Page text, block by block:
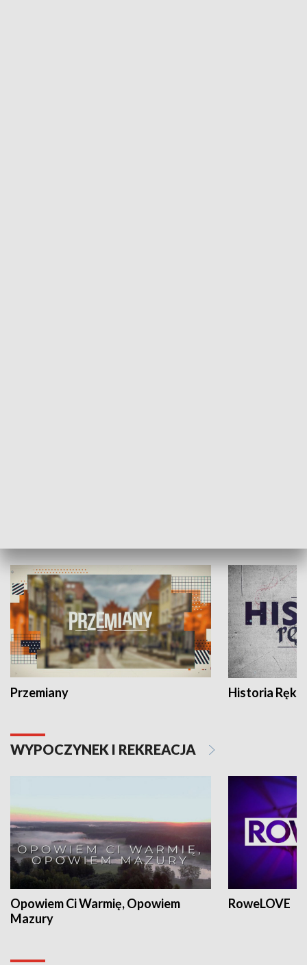
Przemiany Historia Ręką
WYPOCZYNEK I REKREACJA
Opowiem Ci Warmię, Opowiem
Mazury
RoweLOVE